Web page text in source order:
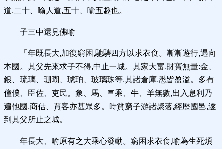
道,二十、喻人道,五十、喻五趣也。
子三中還見佛喻
「年既長大,加復窮困,馳騁四方以求衣食。漸漸遊行,遇向
本國。其父先來求子不得,中止一城。其家大富,財寶無量:金、
銀、琉璃、珊瑚、琥珀、玻璃珠等,其諸倉庫,悉皆盈溢。多有
僮僕、臣佐、吏民。象、馬、車乘、牛、羊無數,出入息利乃
遍他國,商估、賈客亦甚眾多。時貧窮子游諸聚落,經歷國邑,遂
到其父所止之城。
年長大、喻原有之大乘心發動。窮困求衣食,喻為生死煩